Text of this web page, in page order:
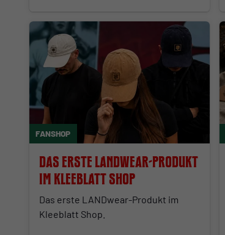
FANSHOP
Das erste LANDwear-Produkt
im Kleeblatt Shop
Das erste LANDwear-Produkt im
Kleeblatt Shop.